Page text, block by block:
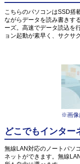
こちらのパソコンはSSD搭
ながらデータを読み書きす
ーズ。高速でデータ読込を
ョン起動が素早く、サクサ
※画像
どこでもインター
無線LAN対応のノートパソ
ネットができます。無線